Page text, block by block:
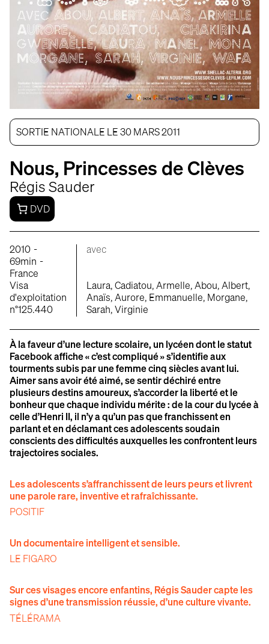
SORTIE NATIONALE LE 30 MARS 2011
Nous, Princesses de Clèves
Régis Sauder
DVD
2010 -
69min -
France
Visa
d'exploitation
n°125.440
avec
Laura, Cadiatou, Armelle, Abou, Albert,
Anaïs, Aurore, Emmanuelle, Morgane,
Sarah, Virginie
À la faveur d’une lecture scolaire, un lycéen dont le statut
Facebook affiche « c’est compliqué » s’identifie aux
tourments subis par une femme cinq siècles avant lui.
Aimer sans avoir été aimé, se sentir déchiré entre
plusieurs destins amoureux, s’accorder la liberté et le
bonheur que chaque individu mérite : de la cour du lycée à
celle d’Henri II, il n’y a qu’un pas que franchissent en
parlant et en déclamant ces adolescents soudain
conscients des difficultés auxquelles les confrontent leurs
trajectoires sociales.
Les adolescents s’affranchissent de leurs peurs et livrent
une parole rare, inventive et rafraîchissante.
POSITIF
Un documentaire intelligent et sensible.
LE FIGARO
Sur ces visages encore enfantins, Régis Sauder capte les
signes d’une transmission réussie, d’une culture vivante.
TÉLÉRAMA